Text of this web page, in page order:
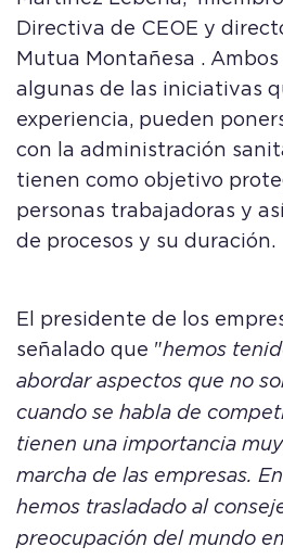
Directiva de CEOE y
Mutua Montañesa .
algunas de las iniciativas
experiencia, pueden
con la administración
tienen como objetivo
personas trabajadoras y
de procesos y su duración.
El presidente de los
señalado que "hemos
abordar aspectos que no
cuando se habla de
tienen una importancia
marcha de las empresas.
hemos trasladado al
preocupación del mundo